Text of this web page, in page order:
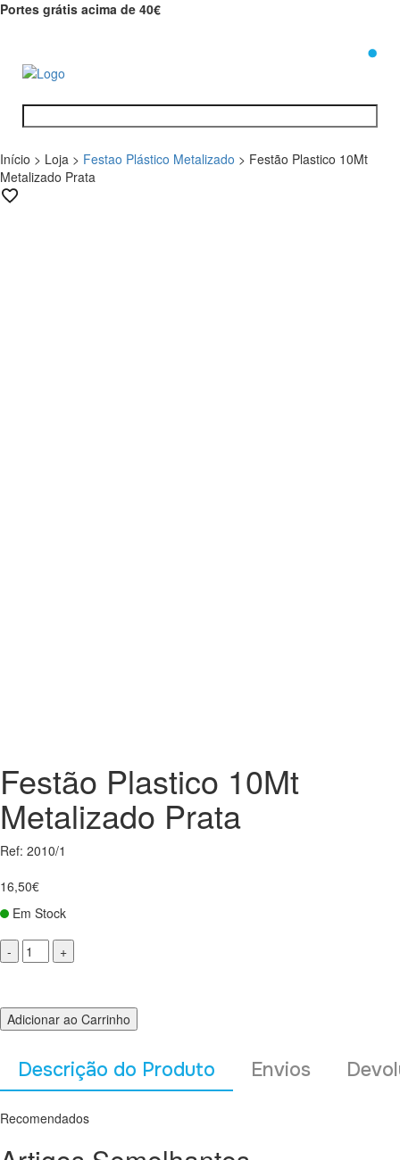
Portes grátis acima de 40€
Início > Loja > Festao Plástico Metalizado > Festão Plastico 10Mt
Metalizado Prata
Festão Plastico 10Mt
Metalizado Prata
Ref: 2010/1
16,50€
Em Stock
Adicionar ao Carrinho
Descrição do Produto Envios
Recomendados